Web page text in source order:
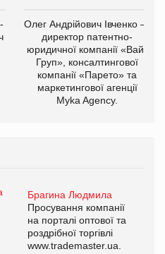
Олег Андрійович Івченко —
директор патентно-
юридичної компанії «Вайз
Груп», консалтингової
компанії «Парето» та
маркетингової агенції
Myka Agency.
Брагина Людмила
Просування компанії
на порталі оптової та
роздрібної торгівлі
www.trademaster.ua.